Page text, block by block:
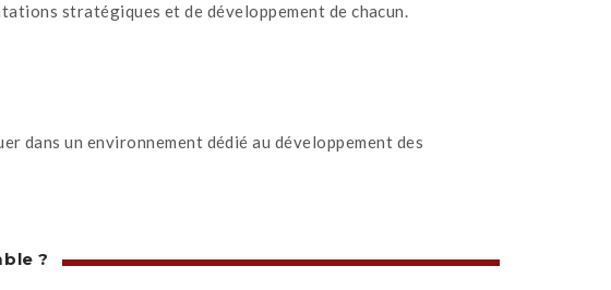
stratégiques et de développement de chacun.
dans un environnement dédié au développement des
?